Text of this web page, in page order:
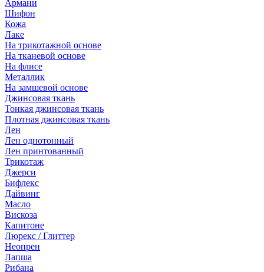
Армани
Шифон
Кожа
Лаке
На трикотажной основе
На тканевой основе
На флисе
Металлик
На замшевой основе
Джинсовая ткань
Тонкая джинсовая ткань
Плотная джинсовая ткань
Лен
Лен однотонный
Лен принтованный
Трикотаж
Джерси
Бифлекс
Дайвинг
Масло
Вискоза
Капитоне
Люрекс / Глиттер
Неопрен
Лапша
Рибана